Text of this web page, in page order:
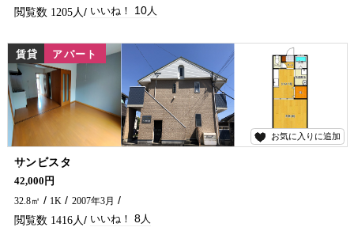
1205 10
お気に入りに追加
賃貸 アパート
サンビスタ
学生さん・単身の方オススメ＼(^o^)／ 堤防沿いにあります♪コンビニも徒歩圏内です！ 延岡市で賃貸物件・アパートをお探しなら、五ヶ瀬不動産へお問い合わせください！！
42,000円
32.8㎡
1K 2007年3月
1416 8